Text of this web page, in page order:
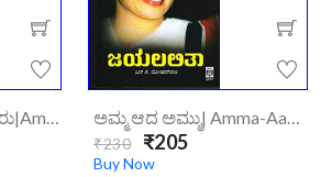
ಅಮೆರಿಕನ್ನಡ ಬರಹಗಾರರು|amerikannada-Barahagararu/ ಅಮ್ಮ ಆದ ಅಮ್ಮು| Amma-Aada-Ammu
₹230 ₹205
Buy Now